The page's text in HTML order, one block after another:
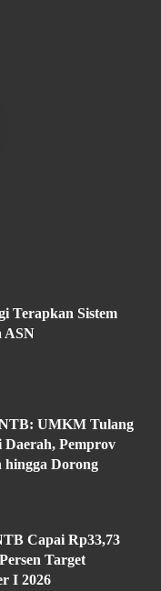
Terapkan Sistem
ASN
UMKM Tulang
Daerah, Pemprov
hingga Dorong
Capai Rp33,73
Target
I 2026